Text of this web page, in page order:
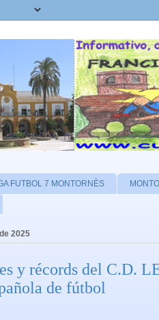
FUTBOL 7 MONTORNÈS
2025
y récords del C.D.
de fútbol